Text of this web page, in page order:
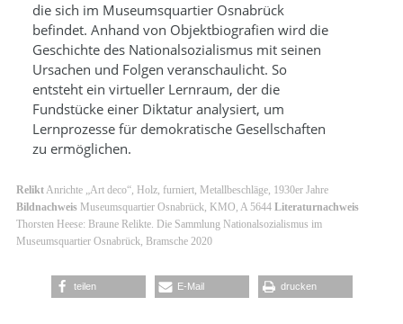
die sich im Museumsquartier Osnabrück
befindet. Anhand von Objektbiografien wird die
Geschichte des Nationalsozialismus mit seinen
Ursachen und Folgen veranschaulicht. So
entsteht ein virtueller Lernraum, der die
Fundstücke einer Diktatur analysiert, um
Lernprozesse für demokratische Gesellschaften
zu ermöglichen.
Relikt Anrichte „Art deco“, Holz, furniert, Metallbeschläge, 1930er Jahre
Bildnachweis Museumsquartier Osnabrück, KMO, A 5644 Literaturnachweis
Thorsten Heese: Braune Relikte. Die Sammlung Nationalsozialismus im
Museumsquartier Osnabrück, Bramsche 2020
teilen E-Mail drucken